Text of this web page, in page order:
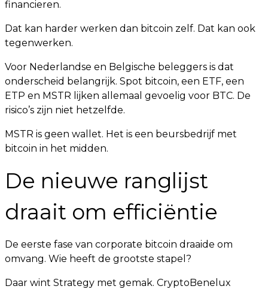
financieren.
Dat kan harder werken dan bitcoin zelf. Dat kan ook
tegenwerken.
Voor Nederlandse en Belgische beleggers is dat
onderscheid belangrijk. Spot bitcoin, een ETF, een
ETP en MSTR lijken allemaal gevoelig voor BTC. De
risico’s zijn niet hetzelfde.
MSTR is geen wallet. Het is een beursbedrijf met
bitcoin in het midden.
De nieuwe ranglijst
draait om efficiëntie
De eerste fase van corporate bitcoin draaide om
omvang. Wie heeft de grootste stapel?
Daar wint Strategy met gemak. CryptoBenelux